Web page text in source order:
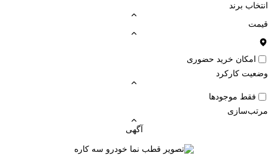
انتخاب برند
قیمت
امکان خرید حضوری
وضعیت کارکرد
فقط موجودها
مرتب‌سازی
آگهی